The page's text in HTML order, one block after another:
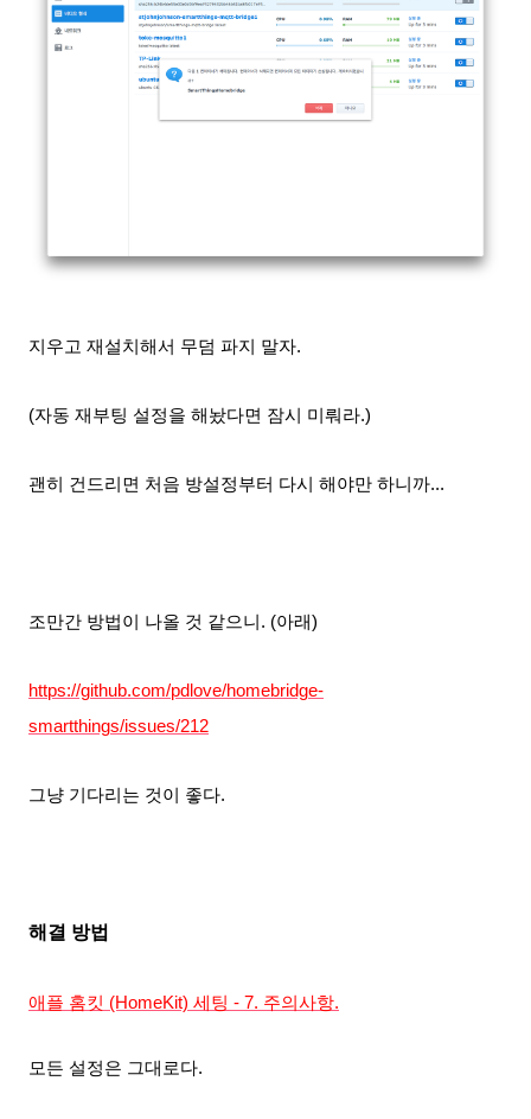
지우고 재설치해서 무덤 파지 말자.
(자동 재부팅 설정을 해놨다면 잠시 미뤄라.)
괜히 건드리면 처음 방설정부터 다시 해야만 하니까...
조만간 방법이 나올 것 같으니 . (아래)
https://github.com/pdlove/homebridge-
smartthings/issues/212
그냥 기다리는 것이 좋다.
해결 방법
애플 홈킷 (HomeKit) 세팅 - 7. 주의사항.
모든 설정은 그대로다.